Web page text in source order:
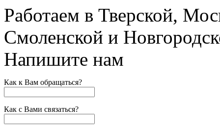
Работаем в Тверской,
Смоленской и
Напишите нам
Как к Вам обращаться?
Как с Вами связаться?